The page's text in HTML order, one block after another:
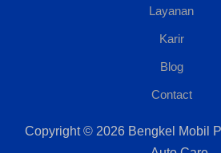
Layanan
Karir
Blog
Contact
Copyright © 2026 Bengkel Mobil